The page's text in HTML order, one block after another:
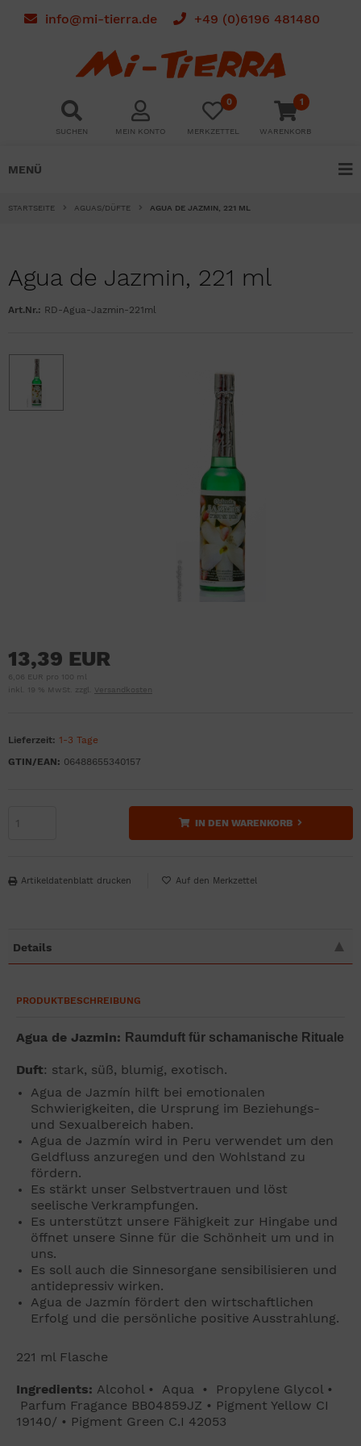
info@mi-tierra.de +49 (0)6196 481480
SUCHEN MEIN KONTO
0
MERKZETTEL
1
WARENKORB
MENÜ
STARTSEITE AGUAS/DÜFTE AGUA DE JAZMIN, 221 ML
Agua de Jazmin, 221 ml
Art.Nr.: RD-Agua-Jazmin-221ml
13,39 EUR
6,06 EUR pro 100 ml
inkl. 19 % MwSt. zzgl.
Versandkosten
Lieferzeit: 1-3 Tage
GTIN/EAN: 06488655340157
IN DEN WARENKORB
Artikeldatenblatt drucken
Details
PRODUKTBESCHREIBUNG
Agua de Jazmin: Raumduft für schamanische Rituale
Duft: stark, süß, blumig, exotisch.
Agua de Jazmín hilft bei emotionalen
Schwierigkeiten, die Ursprung im Beziehungs-
und Sexualbereich haben.
Agua de Jazmín wird in Peru verwendet um den
Geldfluss anzuregen und den Wohlstand zu
fördern.
Es stärkt unser Selbstvertrauen und löst
seelische Verkrampfungen.
Es unterstützt unsere Fähigkeit zur Hingabe und
öffnet unsere Sinne für die Schönheit um und in
uns.
Es soll auch die Sinnesorgane sensibilisieren und
antidepressiv wirken.
Agua de Jazmín fördert den wirtschaftlichen
Erfolg und die persönliche positive Ausstrahlung.
221 ml Flasche
Ingredients: Alcohol • Aqua • Propylene Glycol •
Parfum Fragance BB04859JZ • Pigment Yellow CI
19140/ • Pigment Green C.I 42053